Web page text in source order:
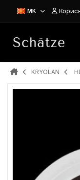
MK
KRYOLAN